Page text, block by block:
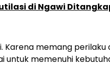
di Ngawi
Karena memang
untuk memenuhi